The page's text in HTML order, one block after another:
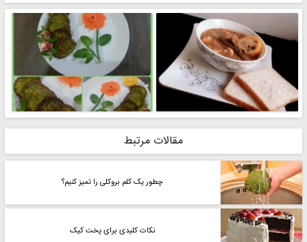
مقالات مرتبط
چطور یک کلم بروکلی را تمیز کنیم؟
نکات کلیدی برای پخت کیک